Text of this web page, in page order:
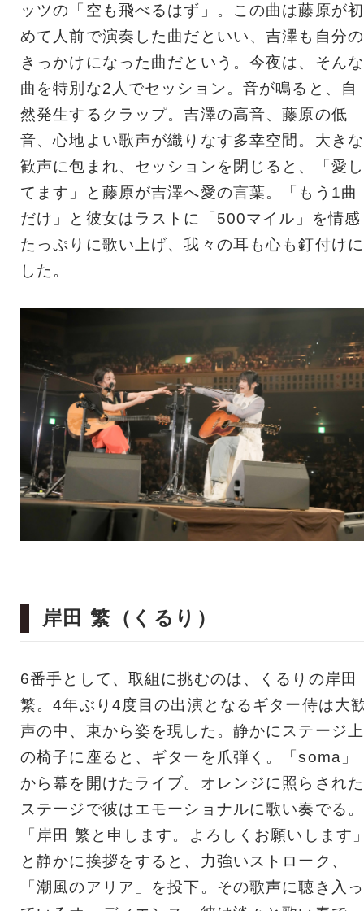
ッツの「空も飛べるはず」。この曲は藤原が初
めて人前で演奏した曲だといい、吉澤も自分の
きっかけになった曲だという。今夜は、そんな
曲を特別な2人でセッション。音が鳴ると、自
然発生するクラップ。吉澤の高音、藤原の低
音、心地よい歌声が織りなす多幸空間。大きな
歓声に包まれ、セッションを閉じると、「愛し
てます」と藤原が吉澤へ愛の言葉。「もう1曲
だけ」と彼女はラストに「500マイル」を情感
たっぷりに歌い上げ、我々の耳も心も釘付けに
した。
岸田 繁（くるり）
6番手として、取組に挑むのは、くるりの岸田
繁。4年ぶり4度目の出演となるギター侍は大
声の中、東から姿を現した。静かにステージ上
の椅子に座ると、ギターを爪弾く。「soma」
から幕を開けたライブ。オレンジに照らされた
ステージで彼はエモーショナルに歌い奏でる。
「岸田 繁と申します。よろしくお願いします
と静かに挨拶をすると、力強いストローク、
「潮風のアリア」を投下。その歌声に聴き入っ